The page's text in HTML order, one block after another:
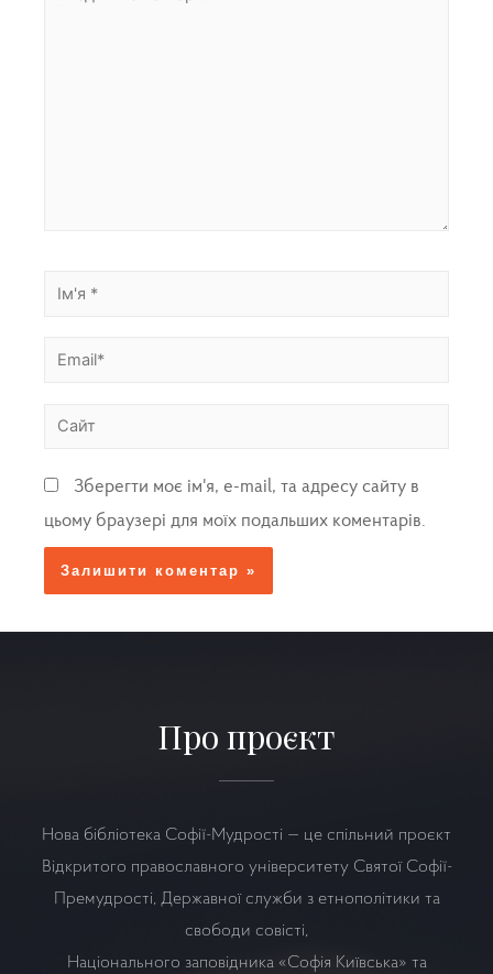
Зберегти моє ім'я, e-mail, та адресу сайту в
цьому браузері для моїх подальших коментарів.
Про проєкт
Нова бібліотека Софії-Мудрості — це спільний проєкт
Відкритого православного університету Святої Софії-
Премудрості, Державної служби з етнополітики та
свободи совісті,
Національного заповідника «Софія Київська» та